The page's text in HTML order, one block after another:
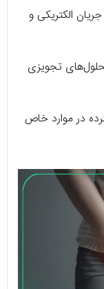
الکتریکی و
تجویزی
در موارد خاص